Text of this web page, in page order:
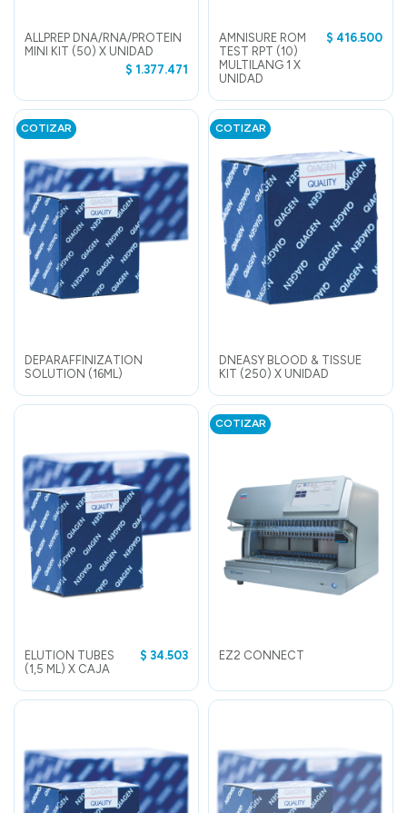
ALLPREP DNA/RNA/PROTEIN
MINI KIT (50) X UNIDAD
$ 1.377.471
AMNISURE ROM
TEST RPT (10)
MULTILANG 1 X
UNIDAD
$ 416.500
COTIZAR
DEPARAFFINIZATION
SOLUTION (16ML)
COTIZAR
DNEASY BLOOD & TISSUE
KIT (250) X UNIDAD
ELUTION TUBES
(1,5 ML) X CAJA
$ 34.503
COTIZAR
EZ2 CONNECT